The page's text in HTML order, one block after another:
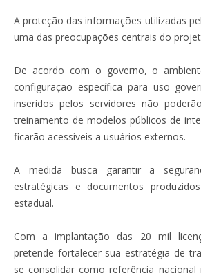
A proteção das informações utilizadas
uma das preocupações centrais do
De acordo com o governo, o
configuração específica para uso
inseridos pelos servidores não
treinamento de modelos públicos de
ficarão acessíveis a usuários externos.
A medida busca garantir a
estratégicas e documentos
estadual.
Com a implantação das 20 mil
pretende fortalecer sua estratégia de
se consolidar como referência